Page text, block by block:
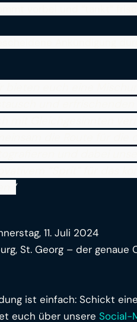
und
mit Gleichgesinnten
die Route für die
und dabei
“Sprit” für das
11. Juli 2024
St. Georg – der
ist einfach: Schickt
euch über unsere Social-